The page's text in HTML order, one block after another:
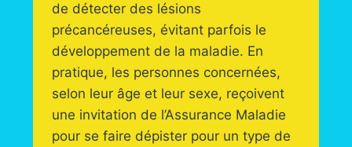
de détecter des lésions
précancéreuses, évitant parfois le
développement de la maladie. En
pratique, les personnes concernées,
selon leur âge et leur sexe, reçoivent
une invitation de l’Assurance Maladie
pour se faire dépister pour un type de